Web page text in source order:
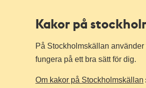
Kakor på
På Stockholmskällan
fungera på ett bra sätt för dig.
Om kakor på Stockholmskällan